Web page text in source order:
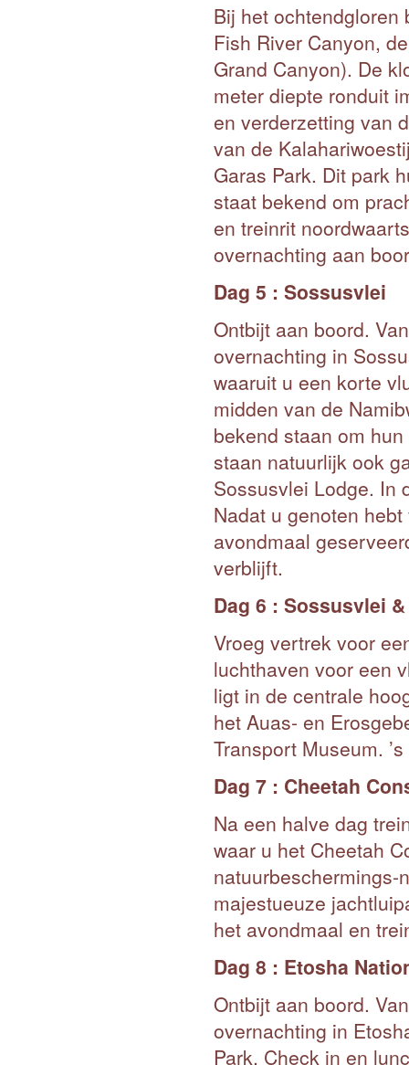
Bij het ochtendgloren
Fish River Canyon,
Grand Canyon). De
meter diepte ronduit
en verderzetting van
van de
Garas Park. Dit park
staat bekend om
en treinrit
overnachting aan
Dag 5 : Sossusvlei
Ontbijt aan boord.
overnachting in
waaruit u een korte
midden van de
bekend staan om
staan natuurlijk ook
Sossusvlei Lodge. In
Nadat u genoten
avondmaal
verblijft.
Dag 6 : Sossusvlei
Vroeg vertrek voor
luchthaven voor een
ligt in de centrale
het Auas- en
Transport Museum.
Dag 7 : Cheetah
Na een halve dag
waar u het Cheetah
natuurbeschermings-
majestueuze
het avondmaal en
Dag 8 : Etosha
Ontbijt aan boord.
overnachting in
Park. Check in en